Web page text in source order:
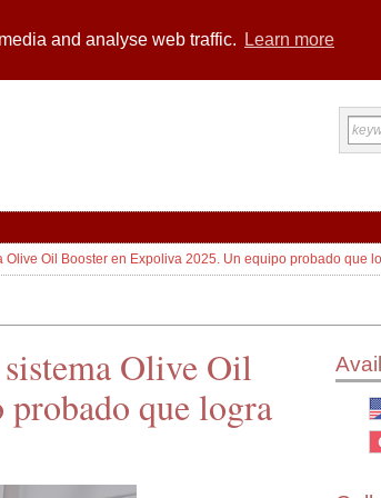
and analyse web traffic. Learn more
Oil Booster en Expoliva 2025. Un equipo probado que
Olive Oil
que logra